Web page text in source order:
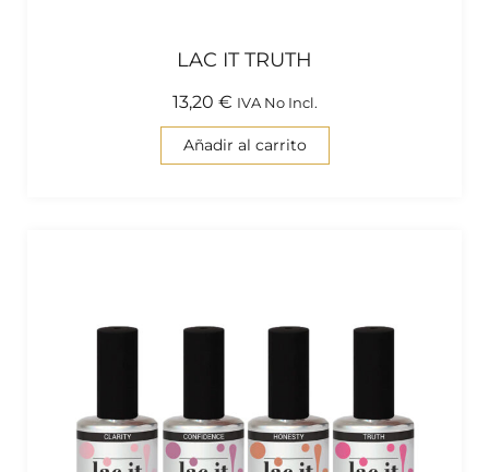
LAC IT TRUTH
13,20 € IVA No Incl.
Añadir al carrito